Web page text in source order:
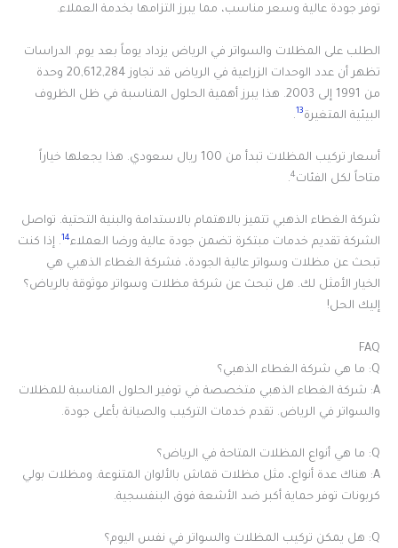
توفر جودة عالية وسعر مناسب، مما يبرز التزامها بخدمة العملاء.
الطلب على المظلات والسواتر في الرياض يزداد يوماً بعد يوم. الدراسات
تظهر أن عدد الوحدات الزراعية في الرياض قد تجاوز 20,612,284 وحدة
من 1991 إلى 2003. هذا يبرز أهمية الحلول المناسبة في ظل الظروف
البيئية المتغيرة13
.
أسعار تركيب المظلات تبدأ من 100 ريال سعودي. هذا يجعلها خياراً
متاحاً لكل الفئات4
.
شركة الغطاء الذهبي تتميز بالاهتمام بالاستدامة والبنية التحتية. تواصل
الشركة تقديم خدمات مبتكرة تضمن جودة عالية ورضا العملاء14. إذا كنت
تبحث عن مظلات وسواتر عالية الجودة، فشركة الغطاء الذهبي هي
الخيار الأمثل لك. هل تبحث عن شركة مظلات وسواتر موثوقة بالرياض؟
إليك الحل!
FAQ
Q: ما هي شركة الغطاء الذهبي؟
A: شركة الغطاء الذهبي متخصصة في توفير الحلول المناسبة للمظلات
والسواتر في الرياض. تقدم خدمات التركيب والصيانة بأعلى جودة.
Q: ما هي أنواع المظلات المتاحة في الرياض؟
A: هناك عدة أنواع، مثل مظلات قماش بالألوان المتنوعة. ومظلات بولي
كربونات توفر حماية أكبر ضد الأشعة فوق البنفسجية.
Q: هل يمكن تركيب المظلات والسواتر في نفس اليوم؟